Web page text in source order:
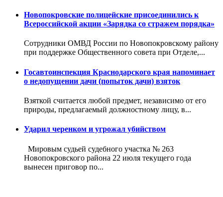
Новопокровские полицейские присоединились к
Всероссийской акции «Зарядка со стражем порядка»
Сотрудники ОМВД России по Новопокровскому району
при поддержке Общественного совета при Отделе,...
Госавтоинспекция Краснодарского края напоминает
о недопущении дачи (попыток дачи) взяток
Взяткой считается любой предмет, независимо от его
природы, предлагаемый должностному лицу, в...
Ударил черенком и угрожал убийством
Мировым судьей судебного участка № 263
Новопокровского района 22 июля текущего года
вынесен приговор по...